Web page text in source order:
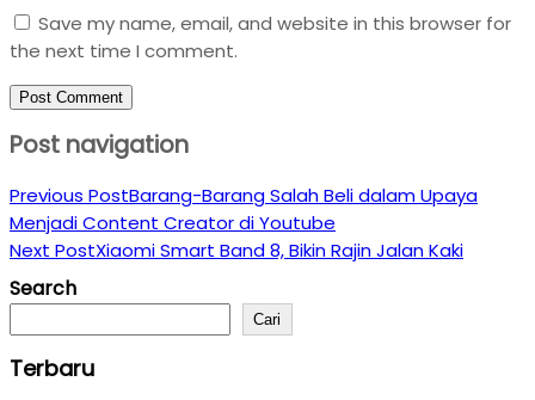
Save my name, email, and website in this browser for
the next time I comment.
Post navigation
Previous PostBarang-Barang Salah Beli dalam Upaya
Menjadi Content Creator di Youtube
Next PostXiaomi Smart Band 8, Bikin Rajin Jalan Kaki
Search
Cari
Terbaru